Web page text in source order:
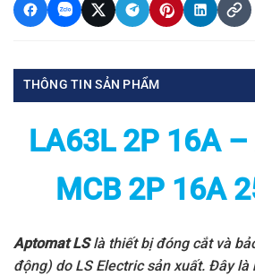
THÔNG TIN SẢN PHẨM
LA63L 2P 16A
MCB 2P 16A
Aptomat LSlà thiết bị đóng cắt và
động) do LS Electricsản xuất. Đây là